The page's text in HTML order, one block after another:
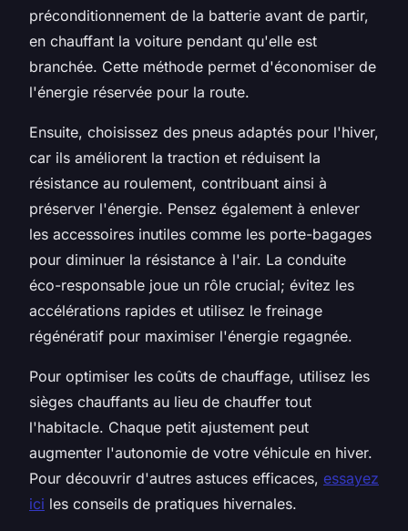
préconditionnement de la batterie avant de partir,
en chauffant la voiture pendant qu'elle est
branchée. Cette méthode permet d'économiser de
l'énergie réservée pour la route.
Ensuite, choisissez des pneus adaptés pour l'hiver,
car ils améliorent la traction et réduisent la
résistance au roulement, contribuant ainsi à
préserver l'énergie. Pensez également à enlever
les accessoires inutiles comme les porte-bagages
pour diminuer la résistance à l'air. La conduite
éco-responsable joue un rôle crucial; évitez les
accélérations rapides et utilisez le freinage
régénératif pour maximiser l'énergie regagnée.
Pour optimiser les coûts de chauffage, utilisez les
sièges chauffants au lieu de chauffer tout
l'habitacle. Chaque petit ajustement peut
augmenter l'autonomie de votre véhicule en hiver.
Pour découvrir d'autres astuces efficaces, essayez
ici les conseils de pratiques hivernales.